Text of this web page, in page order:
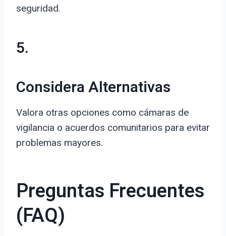
seguridad.
5.
Considera Alternativas
Valora otras opciones como cámaras de
vigilancia o acuerdos comunitarios para evitar
problemas mayores.
Preguntas Frecuentes
(FAQ)